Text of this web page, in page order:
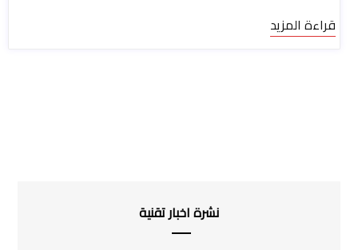
قراءة المزيد
نشرة اخبار تقنية